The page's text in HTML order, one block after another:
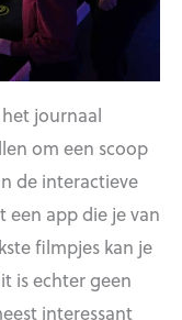
journaal
om een scoop
de interactieve
een app die je van
filmpjes kan je
is echter geen
interessant